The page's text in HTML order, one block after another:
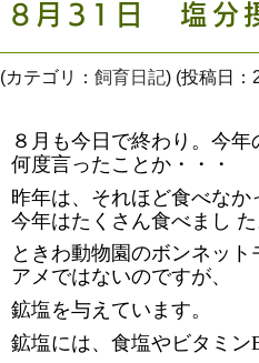
8月31日 塩分
(カテゴリ： 飼育日記) (投稿日：
８月も今日で終わり。今
何度言ったことか・・・
昨年は、それほど食べな
今年はたくさん食べまし た
ときわ動物園のボンネッ
アメではないのですが、
鉱塩を与えています。
鉱塩には、食塩やビタミン